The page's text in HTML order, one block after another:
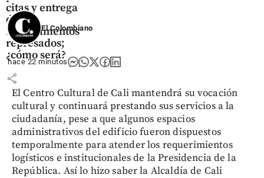
citas y entrega
de
medicamentos
represados;
¿cómo será?
share
El Colombiano
hace 22 minutos
El Centro Cultural de Cali mantendrá su vocación
cultural y continuará prestando sus servicios a la
ciudadanía, pese a que algunos espacios
administrativos del edificio fueron dispuestos
temporalmente para atender los requerimientos
logísticos e institucionales de la Presidencia de la
República. Así lo hizo saber la Alcaldía de Cali